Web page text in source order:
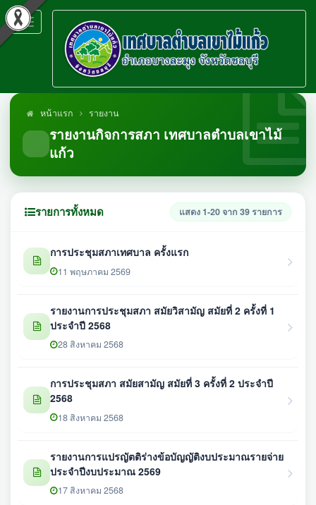
Toggle
navigation
หน้าแรก รายงาน
รายงานกิจการสภา เทศบาลตำบลเขาไม้
แก้ว
รายการทั้งหมด แสดง 1-20 จาก 39 รายการ
การประชุมสภาเทศบาล ครั้งแรก
11 พฤษภาคม 2569
รายงานการประชุมสภา สมัยวิสามัญ สมัยที่ 2 ครั้งที่ 1
ประจำปี 2568
28 สิงหาคม 2568
การประชุมสภา สมัยสามัญ สมัยที่ 3 ครั้งที่ 2 ประจำปี
2568
18 สิงหาคม 2568
รายงานการแปรญัตติร่างข้อบัญญัติงบประมาณรายจ่าย
ประจำปีงบประมาณ 2569
17 สิงหาคม 2568